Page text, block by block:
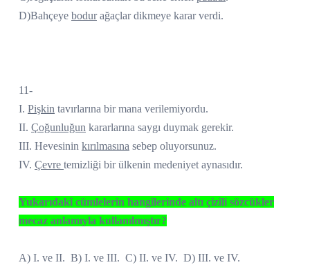
D)Bahçeye bodurağaçlar dikmeye karar verdi.
11-
I. Pişkin tavırlarına bir mana verilemiyordu.
II. Çoğunluğun kararlarına saygı duymak gerekir.
III. Hevesinin kırılmasına sebep oluyorsunuz.
IV. Çevre temizliği bir ülkenin medeniyet aynasıdır.
Yukarıdaki cümlelerin hangilerinde altı çizili sözcükler
mecaz anlamıyla kullanılmıştır?
A) I. ve II. B) I. ve III. C) II. ve IV. D) III. ve IV.